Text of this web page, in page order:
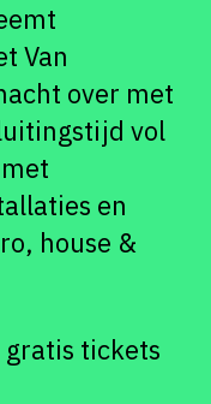
Van
over met
vol
en
house &
gratis tickets